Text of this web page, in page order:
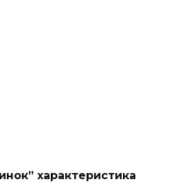
характеристика